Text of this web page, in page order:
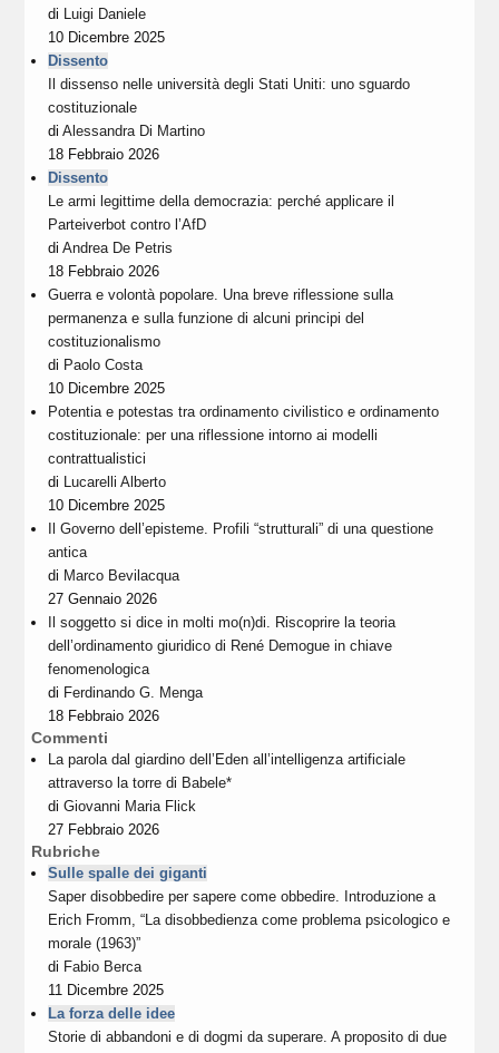
di Luigi Daniele
10 Dicembre 2025
Dissento
Il dissenso nelle università degli Stati Uniti: uno sguardo
costituzionale
diAlessandra Di Martino
18 Febbraio 2026
Dissento
Le armi legittime della democrazia: perché applicare il
Parteiverbot contro l’AfD
diAndrea De Petris
18 Febbraio 2026
Guerra e volontà popolare. Una breve riflessione sulla
permanenza e sulla funzione di alcuni principi del
costituzionalismo
di Paolo Costa
10 Dicembre 2025
Potentia e potestas tra ordinamento civilistico e ordinamento
costituzionale: per una riflessione intorno ai modelli
contrattualistici
di Lucarelli Alberto
10 Dicembre 2025
Il Governo dell’episteme. Profili “strutturali” di una questione
antica
di Marco Bevilacqua
27 Gennaio 2026
Il soggetto si dice in molti mo(n)di. Riscoprire la teoria
dell’ordinamento giuridico di René Demogue in chiave
fenomenologica
di Ferdinando G. Menga
18 Febbraio 2026
Commenti
La parola dal giardino dell’Eden all’intelligenza artificiale
attraverso la torre di Babele*
diGiovanni Maria Flick
27 Febbraio 2026
Rubriche
Sulle spalle dei giganti
Saper disobbedire per sapere come obbedire. Introduzione a
Erich Fromm, “La disobbedienza come problema psicologico e
morale (1963)”
di Fabio Berca
11 Dicembre 2025
La forza delle idee
Storie di abbandoni e di dogmi da superare. A proposito di due